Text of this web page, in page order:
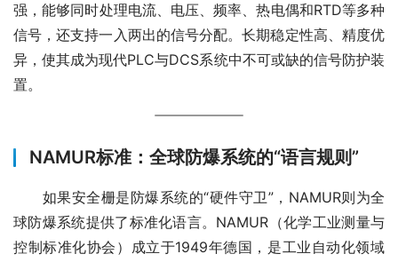
强，能够同时处理电流、电压、频率、热电偶和RTD等多种
信号，还支持一入两出的信号分配。长期稳定性高、精度优
异，使其成为现代PLC与DCS系统中不可或缺的信号防护装
置。
NAMUR标准：全球防爆系统的“语言规则”
如果安全栅是防爆系统的“硬件守卫”，NAMUR则为全
球防爆系统提供了标准化语言。NAMUR（化学工业测量与
控制标准化协会）成立于1949年德国，是工业自动化领域